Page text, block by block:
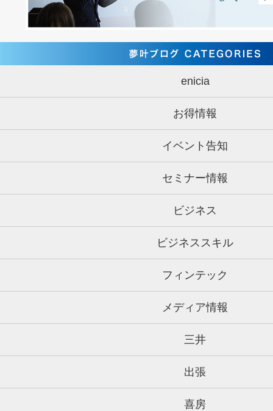
enicia
お得情報
イベント告知
セミナー情報
ビジネス
ビジネススキル
フィンテック
メディア情報
三井
出張
喜房